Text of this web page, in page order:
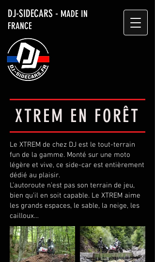
DJ-SIDECARS - MADE IN
FRANCE
XTREM EN FORÊT
Le XTREM de chez DJ est le tout-terrain
fun de la gamme. Monté sur une moto
légère et vive, ce side-car est entièrement
dédié au plaisir.
L’autoroute n’est pas son terrain de jeu,
bien qu’il en soit capable. Le XTREM aime
les grands espaces, le sable, la neige, les
cailloux…